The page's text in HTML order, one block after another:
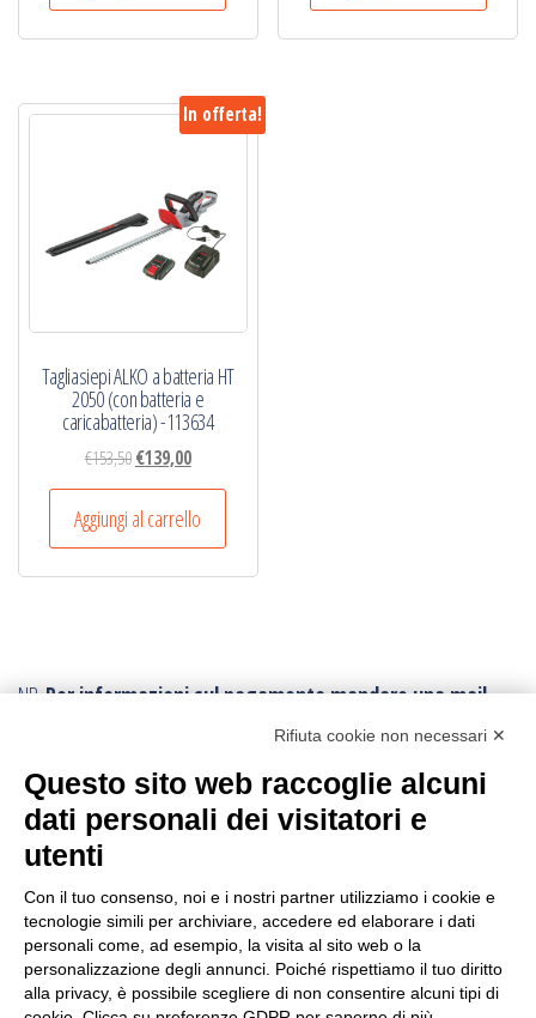
era:
€102,90.
è:
€99,00.
era:
€112,30.
è:
€102,00.
In offerta!
Tagliasiepi ALKO a batteria HT
2050 (con batteria e
caricabatteria) -113634
€153,50Il
prezzo
originale
era:
€153,50.
€139,00Il
prezzo
attuale
è:
€139,00.
Aggiungi al carrello
NB.Per informazioni sul pagamento mandare una mail.
Ogni ordine, avrà un costo di trasporto variabile da
speciali.Per conoscere la tariffa corretta della spedizione,
conviene fare l’ordine e poi viene inviato il corretto
tariffario: l’ordine può essere annullato in ogni momento.
I resi sono accettati con trasporto andata e ritornosempre a carico
dell’acquirente , anche in caso di rimborso.
CERCA IL PRODOTTO
Rifiuta cookie non necessari ✕
Questo sito web raccoglie alcuni
dati personali dei visitatori e
utenti
Con il tuo consenso, noi e i nostri partner utilizziamo i cookie e
tecnologie simili per archiviare, accedere ed elaborare i dati
personali come, ad esempio, la visita al sito web o la
personalizzazione degli annunci. Poiché rispettiamo il tuo diritto
alla privacy, è possibile scegliere di non consentire alcuni tipi di